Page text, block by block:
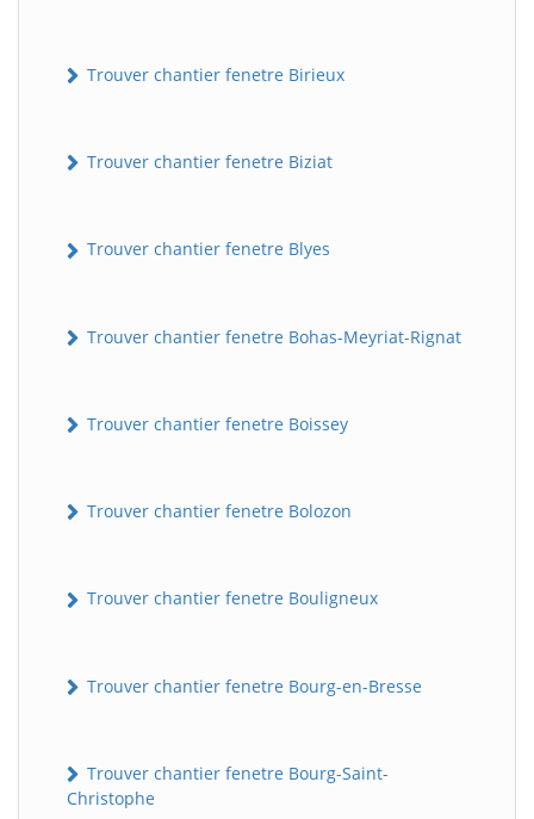
Trouver chantier fenetre Birieux
Trouver chantier fenetre Biziat
Trouver chantier fenetre Blyes
Trouver chantier fenetre Bohas-Meyriat-Rignat
Trouver chantier fenetre Boissey
Trouver chantier fenetre Bolozon
Trouver chantier fenetre Bouligneux
Trouver chantier fenetre Bourg-en-Bresse
Trouver chantier fenetre Bourg-Saint-
Christophe